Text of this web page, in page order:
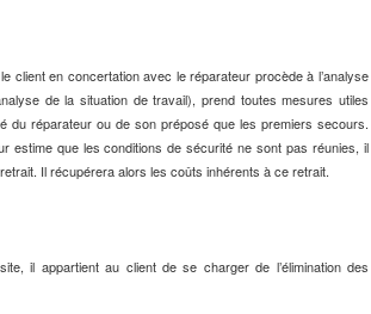
client en concertation avec le réparateur procède à l’analyse
de la situation de travail), prend toutes mesures utiles
du réparateur ou de son préposé que les premiers secours.
estime que les conditions de sécurité ne sont pas réunies, il
Il récupérera alors les coûts inhérents à ce retrait.
il appartient au client de se charger de l’élimination des